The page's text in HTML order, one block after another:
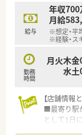
給与
年収700
月給
※想定・平
※経験・ス
勤務
時間
月火木
水土
【店舗情報
■最寄り駅
として1日